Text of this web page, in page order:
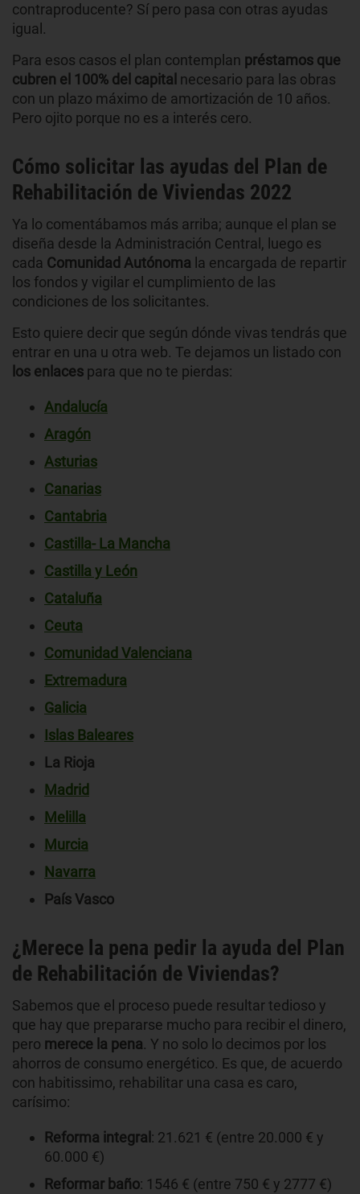
contraproducente? Sí pero pasa con otras ayudas
igual.
Para esos casos el plan contemplan préstamos que
cubren el 100% del capital necesario para las obras
con un plazo máximo de amortización de 10 años.
Pero ojito porque no es a interés cero.
Cómo solicitar las ayudas del Plan de
Rehabilitación de Viviendas 2022
Ya lo comentábamos más arriba; aunque el plan se
diseña desde la Administración Central, luego es
cada Comunidad Autónoma la encargada de repartir
los fondos y vigilar el cumplimiento de las
condiciones de los solicitantes.
Esto quiere decir que según dónde vivas tendrás que
entrar en una u otra web. Te dejamos un listado con
los enlaces para que no te pierdas:
Andalucía
Aragón
Asturias
Canarias
Cantabria
Castilla- La Mancha
Castilla y León
Cataluña
Ceuta
Comunidad Valenciana
Extremadura
Galicia
Islas Baleares
La Rioja
Madrid
Melilla
Murcia
Navarra
País Vasco
¿Merece la pena pedir la ayuda del Plan
de Rehabilitación de Viviendas?
Sabemos que el proceso puede resultar tedioso y
que hay que prepararse mucho para recibir el dinero,
pero merece la pena. Y no solo lo decimos por los
ahorros de consumo energético. Es que, de acuerdo
con habitissimo, rehabilitar una casa es caro,
carísimo:
Reforma integral : 21.621 € (entre 20.000 € y
60.000 €)
Reformar baño: 1546 € (entre 750 € y 2777 €)